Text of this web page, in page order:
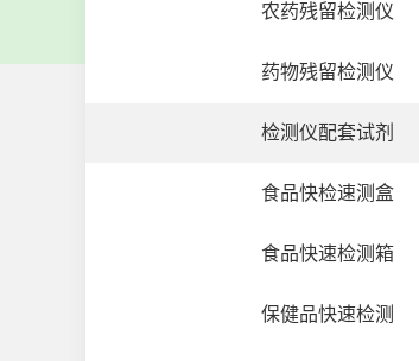
农药残留检测仪
药物残留检测仪
检测仪配套试剂
食品快检速测盒
食品快速检测箱
保健品快速检测